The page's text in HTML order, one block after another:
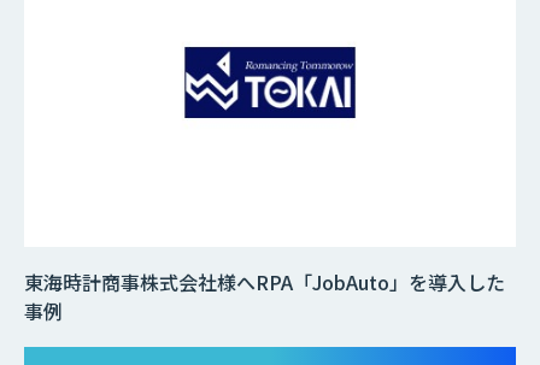
東海時計商事株式会社様へRPA「JobAuto」を導入した
事例